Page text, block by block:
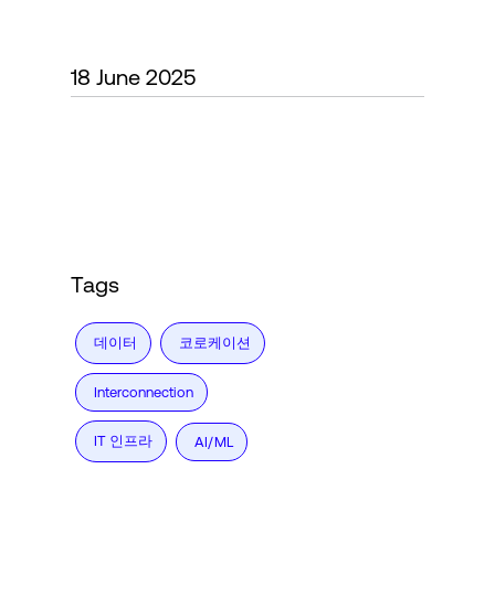
18 June 2025
Tags
데이터 코로케이션
Interconnection
IT 인프라 AI/ML